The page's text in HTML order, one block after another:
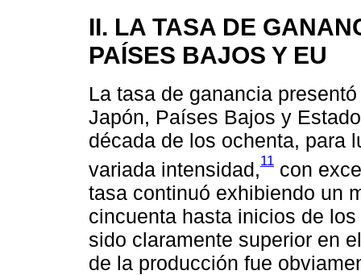
II. LA TASA DE
PAÍSES BAJOS Y EU
La tasa de ganancia
Japón, Países Bajos y
década de los ochenta, para
variada intensidad,11 con
tasa continuó exhibiendo un
cincuenta hasta inicios de
sido claramente superior en
de la producción fue